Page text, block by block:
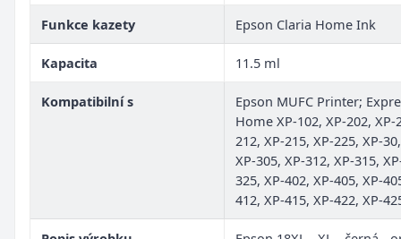
Funkce kazety Epson Claria Home Ink
Kapacita 11.5 ml
Kompatibilní s
Epson MUFC Printer;
Home XP-102, XP-202, XP-
212, XP-215, XP-225, XP-
XP-305, XP-312, XP-315,
325, XP-402, XP-405, XP-
412, XP-415, XP-422, XP-